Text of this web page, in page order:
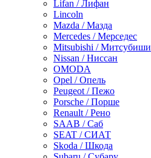
Lifan / Лифан
Lincoln
Mazda / Мазда
Mercedes / Мерседес
Mitsubishi / Митсубиши
Nissan / Ниссан
OMODA
Opel / Опель
Peugeot / Пежо
Porsche / Порше
Renault / Рено
SAAB / Саб
SEAT / СИАТ
Skoda / Шкода